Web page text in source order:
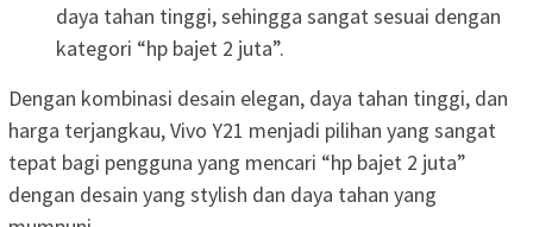
daya tahan tinggi, sehingga sangat sesuai dengan
kategori “hp bajet 2 juta”.
Dengan kombinasi desain elegan, daya tahan tinggi, dan
harga terjangkau, Vivo Y21 menjadi pilihan yang sangat
tepat bagi pengguna yang mencari “hp bajet 2 juta”
dengan desain yang stylish dan daya tahan yang